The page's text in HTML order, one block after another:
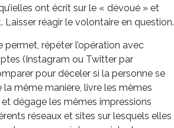
ont écrit sur le « dévoué » et
Laisser réagir le volontaire en question.
permet, répéter l’opération avec
(Instagram ou Twitter par
pour déceler si la personne se
même manière, livre les mêmes
dégage les mêmes impressions
réseaux et sites sur lesquels elles